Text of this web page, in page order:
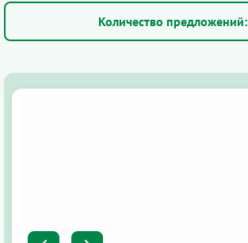
Количество предложений: